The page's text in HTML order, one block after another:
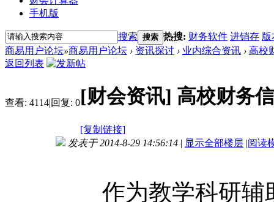
手机版
搜索 搜索 热搜: 财务软件 进销存 版
商易用户论坛»商易用户论坛 › 资讯探讨 › 业内综合资讯 › 高校
返回列表
查看: 4114|回复: 0[财会资讯] 高校财务
[复制链接]
发表于 2014-8-29 14:56:14 | 显示全部楼层 |阅读
作为教学科研辅